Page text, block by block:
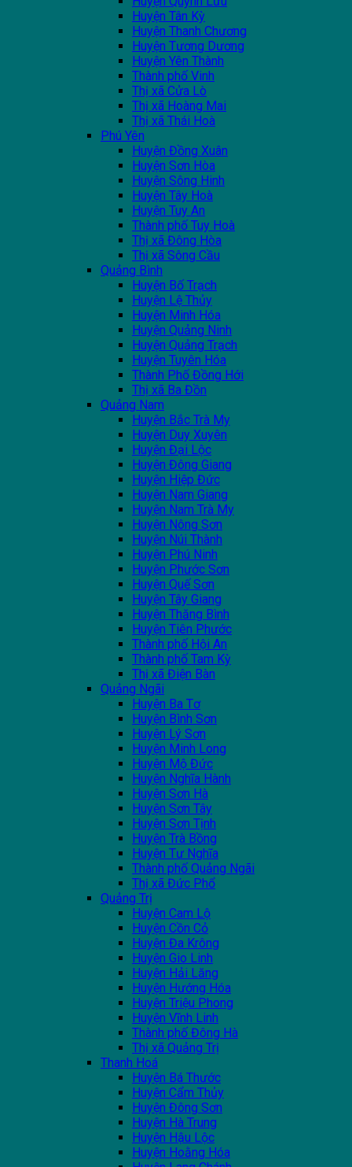
Huyện Tân Kỳ
Huyện Thanh Chương
Huyện Tương Dương
Huyện Yên Thành
Thành phố Vinh
Thị xã Cửa Lò
Thị xã Hoàng Mai
Thị xã Thái Hoà
Phú Yên
Huyện Đồng Xuân
Huyện Sơn Hòa
Huyện Sông Hinh
Huyện Tây Hoà
Huyện Tuy An
Thành phố Tuy Hoà
Thị xã Đông Hòa
Thị xã Sông Cầu
Quảng Bình
Huyện Bố Trạch
Huyện Lệ Thủy
Huyện Minh Hóa
Huyện Quảng Ninh
Huyện Quảng Trạch
Huyện Tuyên Hóa
Thành Phố Đồng Hới
Thị xã Ba Đồn
Quảng Nam
Huyện Bắc Trà My
Huyện Duy Xuyên
Huyện Đại Lộc
Huyện Đông Giang
Huyện Hiệp Đức
Huyện Nam Giang
Huyện Nam Trà My
Huyện Nông Sơn
Huyện Núi Thành
Huyện Phú Ninh
Huyện Phước Sơn
Huyện Quế Sơn
Huyện Tây Giang
Huyện Thăng Bình
Huyện Tiên Phước
Thành phố Hội An
Thành phố Tam Kỳ
Thị xã Điện Bàn
Quảng Ngãi
Huyện Ba Tơ
Huyện Bình Sơn
Huyện Lý Sơn
Huyện Minh Long
Huyện Mộ Đức
Huyện Nghĩa Hành
Huyện Sơn Hà
Huyện Sơn Tây
Huyện Sơn Tịnh
Huyện Trà Bồng
Huyện Tư Nghĩa
Thành phố Quảng Ngãi
Thị xã Đức Phổ
Quảng Trị
Huyện Cam Lộ
Huyện Cồn Cỏ
Huyện Đa Krông
Huyện Gio Linh
Huyện Hải Lăng
Huyện Hướng Hóa
Huyện Triệu Phong
Huyện Vĩnh Linh
Thành phố Đông Hà
Thị xã Quảng Trị
Thanh Hoá
Huyện Bá Thước
Huyện Cẩm Thủy
Huyện Đông Sơn
Huyện Hà Trung
Huyện Hậu Lộc
Huyện Hoằng Hóa